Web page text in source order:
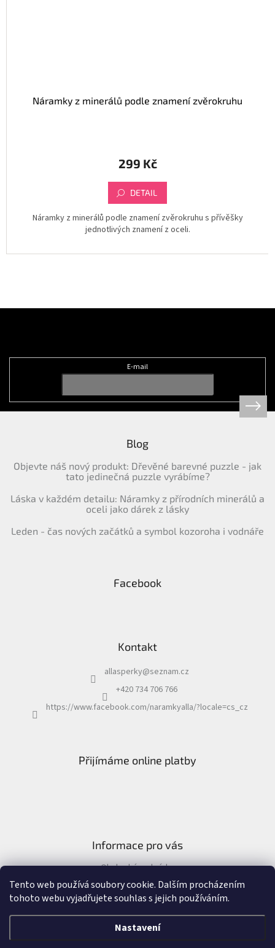
Tento web používá soubory cookie. Dalším procházením
tohoto webu vyjadřujete souhlas s jejich používáním.
Nastavení
Náramky z minerálů podle znamení zvěrokruhu
299 Kč
DETAIL
Náramky z minerálů podle znamení zvěrokruhu s přívěšky
jednotlivých znamení z oceli.
E-mail
Blog
Objevte náš nový produkt: Dřevěné barevné puzzle - jak
tato jedinečná puzzle vyrábíme?
Láska v každém detailu: Náramky z přírodních minerálů a
oceli jako dárek z lásky
Leden - čas nových začátků a symbol kozoroha i vodnáře
Facebook
Kontakt
allasperky@seznam.cz
+420 734 706 766
https://www.facebook.com/naramkyalla/?locale=cs_cz
Přijímáme online platby
Informace pro vás
Obchodní podmínky
Formulář pro odstoupení od kupní smlouvy
Vytvořil Shoptet